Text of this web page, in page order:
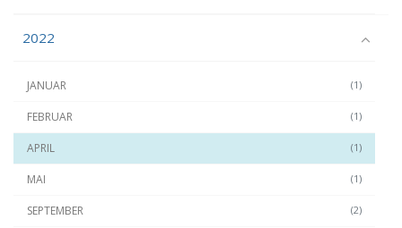
2022
(1)
JANUAR
(1)
FEBRUAR
(1)
APRIL
(1)
MAI
(2)
SEPTEMBER